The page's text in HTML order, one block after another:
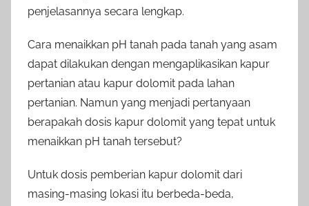
penjelasannya secara lengkap.
Cara menaikkan pH tanah pada tanah yang asam
dapat dilakukan dengan mengaplikasikan kapur
pertanian atau kapur dolomit pada lahan
pertanian. Namun yang menjadi pertanyaan
berapakah dosis kapur dolomit yang tepat untuk
menaikkan pH tanah tersebut?
Untuk dosis pemberian kapur dolomit dari
masing-masing lokasi itu berbeda-beda,